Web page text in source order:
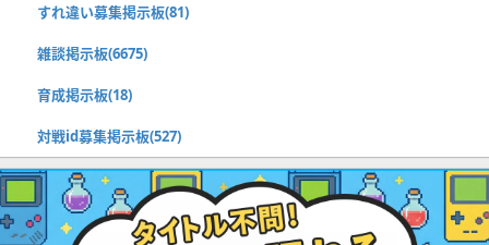
すれ違い募集掲示板(81)
雑談掲示板(6675)
育成掲示板(18)
対戦id募集掲示板(527)